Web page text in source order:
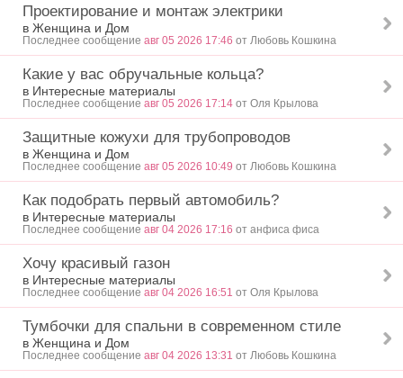
Проектирование и монтаж электрики
в Женщина и Дом
Последнее сообщение авг 05 2026 17:46 от Любовь Кошкина
Какие у вас обручальные кольца?
в Интересные материалы
Последнее сообщение авг 05 2026 17:14 от Оля Крылова
Защитные кожухи для трубопроводов
в Женщина и Дом
Последнее сообщение авг 05 2026 10:49 от Любовь Кошкина
Как подобрать первый автомобиль?
в Интересные материалы
Последнее сообщение авг 04 2026 17:16 от анфиса фиса
Хочу красивый газон
в Интересные материалы
Последнее сообщение авг 04 2026 16:51 от Оля Крылова
Тумбочки для спальни в современном стиле
в Женщина и Дом
Последнее сообщение авг 04 2026 13:31 от Любовь Кошкина